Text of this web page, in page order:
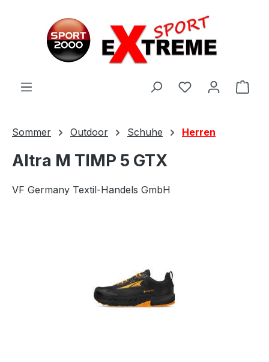
Sommer Outdoor Schuhe Herren
Altra M TIMP 5 GTX
VF Germany Textil-Handels GmbH